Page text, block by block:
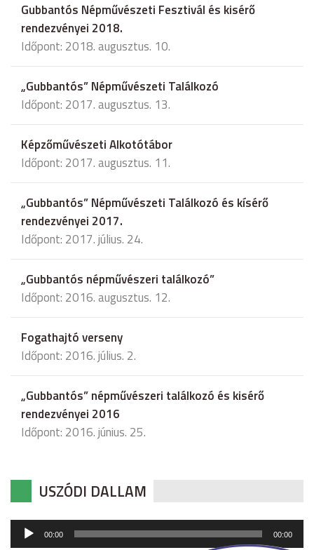
Gubbantós Népművészeti Fesztivál és kisérő
rendezvényei 2018.
Időpont: 2018. augusztus. 10.
„Gubbantós” Népművészeti Találkozó
Időpont: 2017. augusztus. 13.
Képzőművészeti Alkotótábor
Időpont: 2017. augusztus. 11.
„Gubbantós” Népművészeti Találkozó és kísérő
rendezvényei 2017.
Időpont: 2017. július. 24.
„Gubbantós népművészeri találkozó”
Időpont: 2016. augusztus. 12.
Fogathajtó verseny
Időpont: 2016. július. 2.
„Gubbantós” népművészeri találkozó és kisérő
rendezvényei 2016
Időpont: 2016. június. 25.
USZÓDI DALLAM
Audió
00:00 00:00